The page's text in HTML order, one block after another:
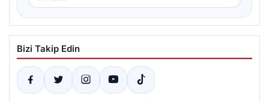
Bizi Takip Edin